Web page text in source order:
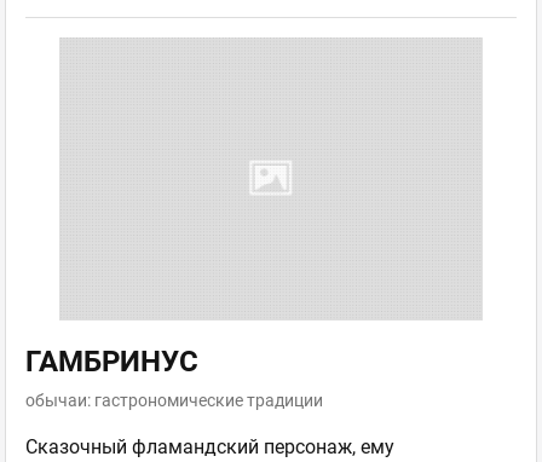
ГАМБРИНУС
обычаи: гастрономические традиции
Сказочный фламандский персонаж, ему